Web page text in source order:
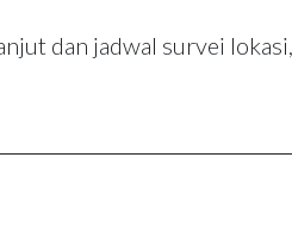
dan jadwal survei